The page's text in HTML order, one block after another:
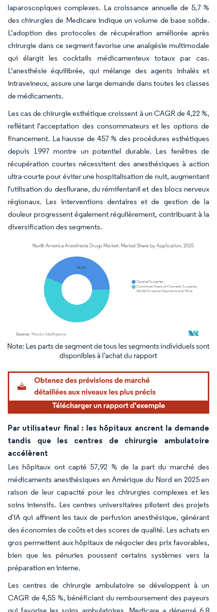
laparoscopiques complexes. La croissance annuelle de 5,7 %
des chirurgies de Medicare indique un volume de base solide.
L'adoption des protocoles de récupération améliorée après
chirurgie dans ce segment favorise une analgésie multimodale
qui élargit les cocktails médicamenteux totaux par cas.
L'anesthésie équilibrée, qui mélange des agents inhalés et
intraveineux, assure une large demande dans toutes les classes
de médicaments.
Les cas de chirurgie esthétique croissent à un CAGR de 4,22 %,
reflétant l'acceptation des consommateurs et les options de
financement. La hausse de 457 % des procédures esthétiques
depuis 1997 montre un potentiel durable. Les fenêtres de
récupération courtes nécessitent des anesthésiques à action
ultra-courte pour éviter une hospitalisation de nuit, augmentant
l'utilisation du desflurane, du rémifentanil et des blocs nerveux
régionaux. Les interventions dentaires et de gestion de la
douleur progressent également régulièrement, contribuant à la
diversification des segments.
Image © Mordor Intelligence. La réutilisation nécessite une attribution sous CC BY
Par utilisateur final : les hôpitaux ancrent la demande
tandis que les centres de chirurgie ambulatoire
accélèrent
Les hôpitaux ont capté 57,92 % de la part du marché des
médicaments anesthésiques en Amérique du Nord en 2025 en
raison de leur capacité pour les chirurgies complexes et les
soins intensifs. Les centres universitaires pilotent des projets
d'IA qui affinent les taux de perfusion anesthésique, générant
des économies de coûts et des scores de qualité. Les achats en
gros permettent aux hôpitaux de négocier des prix favorables,
bien que les pénuries poussent certains systèmes vers la
préparation en interne.
Les centres de chirurgie ambulatoire se développent à un
CAGR de 4,55 %, bénéficiant du remboursement des payeurs